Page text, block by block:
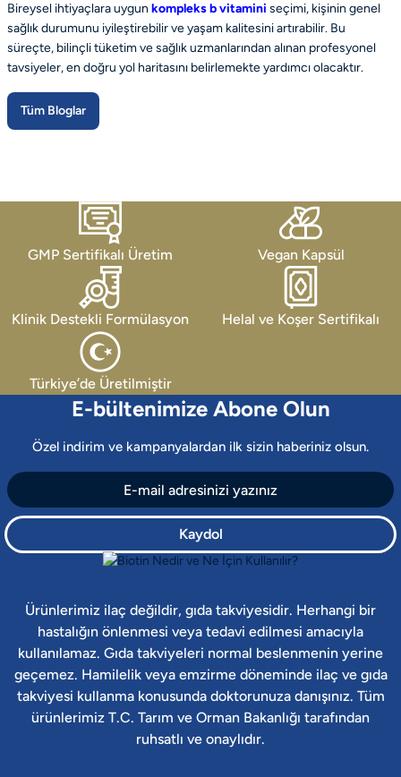
Bireysel ihtiyaçlara uygun kompleks b vitamini seçimi, kişinin genel
sağlık durumunu iyileştirebilir ve yaşam kalitesini artırabilir. Bu
süreçte, bilinçli tüketim ve sağlık uzmanlarından alınan profesyonel
tavsiyeler, en doğru yol haritasını belirlemekte yardımcı olacaktır.
Tüm Bloglar
GMP Sertifikalı Üretim Vegan Kapsül
Klinik Destekli Formülasyon Helal ve Koşer Sertifikalı
Türkiye’de Üretilmiştir
E-bültenimize Abone Olun
Özel indirim ve kampanyalardan ilk sizin haberiniz olsun.
Kaydol
Ürünlerimiz ilaç değildir, gıda takviyesidir. Herhangi bir
hastalığın önlenmesi veya tedavi edilmesi amacıyla
kullanılamaz. Gıda takviyeleri normal beslenmenin yerine
geçemez. Hamilelik veya emzirme döneminde ilaç ve gıda
takviyesi kullanma konusunda doktorunuza danışınız. Tüm
ürünlerimiz T.C. Tarım ve Orman Bakanlığı tarafından
ruhsatlı ve onaylıdır.